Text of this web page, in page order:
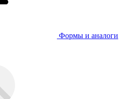
Формы и аналоги